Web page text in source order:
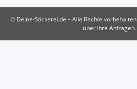
© Deine-Stickerei.de – Alle Rechte vorbehalten
über Ihre Anfragen.